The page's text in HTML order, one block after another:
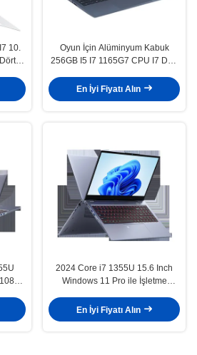
10.
Oyun İçin Alüminyum Kabuk
256GB I5 I7 1165G7 CPU I7 Dört
Bilgisayar
En İyi Fiyatı Alın
2024 Core i7 1355U 15.6 Inch
Windows 11 Pro ile İşletme
En İyi Fiyatı Alın